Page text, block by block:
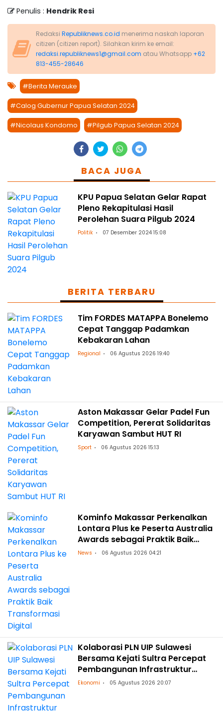
Penulis : Hendrik Resi
Redaksi Republiknews.co.id menerima naskah laporan
citizen (citizen report). Silahkan kirim ke email:
redaksi.republiknews1@gmail.com atau Whatsapp +62
813-455-28646
#Berita Merauke
#Calog Gubernur Papua Selatan 2024
#Nicolaus Kondomo #Pilgub Papua Selatan 2024
BACA JUGA
KPU Papua Selatan Gelar Rapat
Pleno Rekapitulasi Hasil
Perolehan Suara Pilgub 2024
Politik 07 Desember 2024 15:08
BERITA TERBARU
Tim FORDES MATAPPA Bonelemo
Cepat Tanggap Padamkan
Kebakaran Lahan
Regional 06 Agustus 2026 19:40
Aston Makassar Gelar Padel Fun
Competition, Pererat Solidaritas
Karyawan Sambut HUT RI
Sport 06 Agustus 2026 15:13
Kominfo Makassar Perkenalkan
Lontara Plus ke Peserta Australia
Awards sebagai Praktik Baik
Transformasi Digital
News 06 Agustus 2026 04:21
Kolaborasi PLN UIP Sulawesi
Bersama Kejati Sultra Percepat
Pembangunan Infrastruktur
Ketenagalistrikan
Ekonomi 05 Agustus 2026 20:07